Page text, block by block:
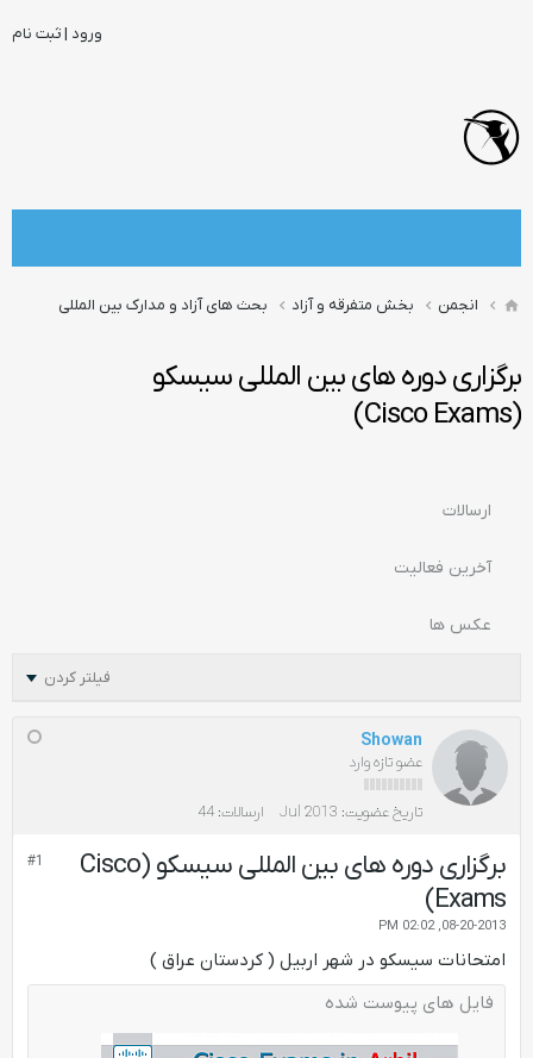
ورود | ثبت نام
انجمن بخش متفرقه و آزاد بحث های آزاد و مدارک بین المللی
برگزاری دوره های بین المللی سیسکو
(Cisco Exams)
ارسالات
آخرین فعالیت
عکس ها
فیلتر کردن
Showan
عضو تازه وارد
تاریخ عضویت: Jul 2013 ارسالات: 44
#1
برگزاری دوره های بین المللی سیسکو (Cisco
Exams)
08-20-2013, 02:02 PM
امتحانات سیسکو در شهر اربیل ( کردستان عراق )
فایل های پیوست شده